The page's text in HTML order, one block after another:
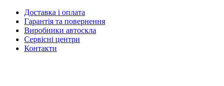
Доставка і оплата
Гарантія та повернення
Виробники автоскла
Сервісні центри
Контакти